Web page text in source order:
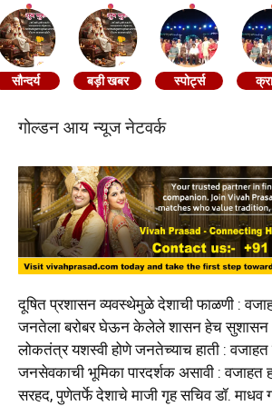
सौन्दर्य बड़ी खबर स्पोर्ट्स
गोल्डन आय न्यूज नेटवर्क
दूषित प्रशासन व्यवस्थेमुळे देशाची फाळणी :
जनतेला बरोबर घेऊन केलेले शासन हेच सुशासन :
लोकतंत्र यशस्वी होणे जनतेच्याच हाती : वजाहत
जनसेवकाची भूमिका पारदर्शक असावी : वजाहत
सरहद, पुणेतर्फे देशाचे माजी गृह सचिव डॉ. माधव